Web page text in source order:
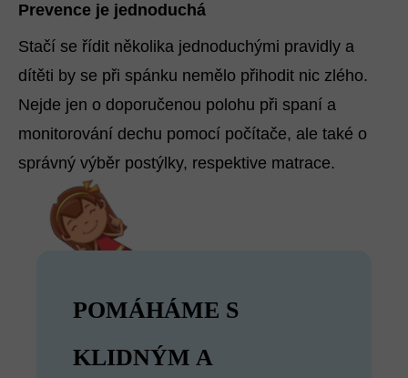
Prevence je jednoduchá
Stačí se řídit několika jednoduchými pravidly a
dítěti by se při spánku nemělo přihodit nic zlého.
Nejde jen o doporučenou polohu při spaní a
monitorování dechu pomocí počítače, ale také o
správný výběr postýlky, respektive matrace.
POMÁHÁME S
KLIDNÝM A